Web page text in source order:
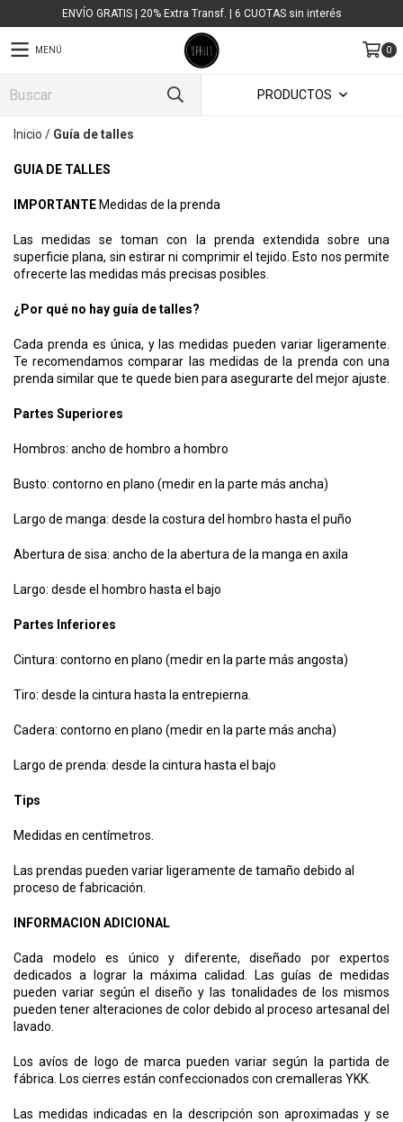
ENVÍO GRATIS | 20% Extra Transf. | 6 CUOTAS sin interés
MENÚ 0
PRODUCTOS
Inicio / Guía de talles
GUIA DE TALLES
IMPORTANTE Medidas de la prenda
Las medidas se toman con la prenda extendida sobre una
superficie plana, sin estirar ni comprimir el tejido. Esto nos permite
ofrecerte las medidas más precisas posibles.
¿Por qué no hay guía de talles?
Cada prenda es única, y las medidas pueden variar ligeramente.
Te recomendamos comparar las medidas de la prenda con una
prenda similar que te quede bien para asegurarte del mejor ajuste.
Partes Superiores
Hombros: ancho de hombro a hombro
Busto: contorno en plano (medir en la parte más ancha)
Largo de manga: desde la costura del hombro hasta el puño
Abertura de sisa: ancho de la abertura de la manga en axila
Largo: desde el hombro hasta el bajo
Partes Inferiores
Cintura: contorno en plano (medir en la parte más angosta)
Tiro: desde la cintura hasta la entrepierna.
Cadera: contorno en plano (medir en la parte más ancha)
Largo de prenda: desde la cintura hasta el bajo
Tips
Medidas en centímetros.
Las prendas pueden variar ligeramente de tamaño debido al
proceso de fabricación.
INFORMACION ADICIONAL
Cada modelo es único y diferente, diseñado por expertos
dedicados a lograr la máxima calidad. Las guías de medidas
pueden variar según el diseño y las tonalidades de los mismos
pueden tener alteraciones de color debido al proceso artesanal del
lavado.
Los avíos de logo de marca pueden variar según la partida de
fábrica. Los cierres están confeccionados con cremalleras YKK.
Las medidas indicadas en la descripción son aproximadas y se